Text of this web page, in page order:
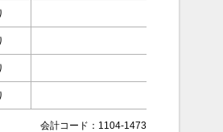
会計コード：1104-1473